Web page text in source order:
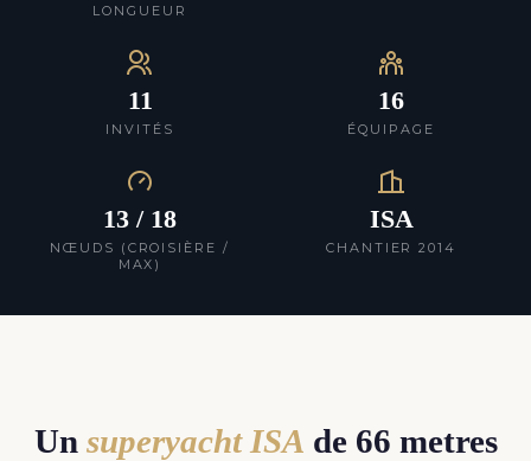
LONGUEUR
11
INVITÉS
16
ÉQUIPAGE
13 / 18
NŒUDS (CROISIÈRE /
MAX)
ISA
CHANTIER 2014
Un superyacht ISA de 66 metres